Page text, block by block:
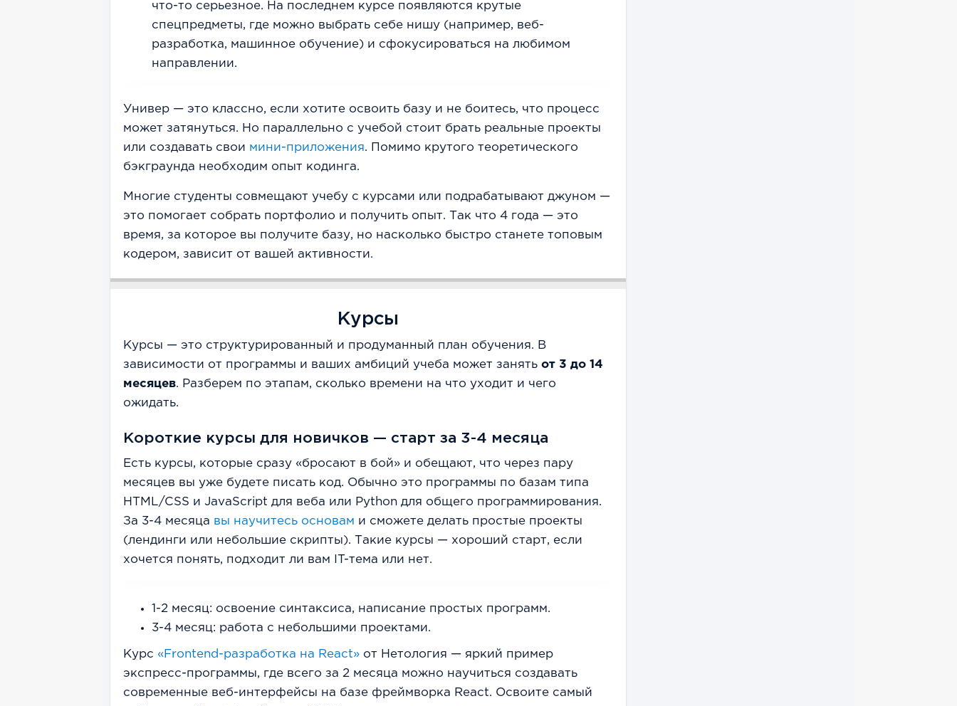
что-то серьезное. На последнем курсе появляются крутые
спецпредметы, где можно выбрать себе нишу (например, веб-
разработка, машинное обучение) и сфокусироваться на любимом
направлении.
Универ — это классно, если хотите освоить базу и не боитесь, что процесс
может затянуться. Но параллельно с учебой стоит брать реальные проекты
или создавать свои мини-приложения. Помимо крутого теоретического
бэкграунда необходим опыт кодинга.
Многие студенты совмещают учебу с курсами или подрабатывают джуном —
это помогает собрать портфолио и получить опыт. Так что 4 года — это
время, за которое вы получите базу, но насколько быстро станете топовым
кодером, зависит от вашей активности.
Курсы
Курсы — это структурированный и продуманный план обучения. В
зависимости от программы и ваших амбиций учеба может занять от 3 до 14
месяцев. Разберем по этапам, сколько времени на что уходит и чего
ожидать.
Короткие курсы для новичков — старт за 3-4 месяца
Есть курсы, которые сразу «бросают в бой» и обещают, что через пару
месяцев вы уже будете писать код. Обычно это программы по базам типа
HTML/CSS и JavaScript для веба или Python для общего программирования.
За 3-4 месяца вы научитесь основам и сможете делать простые проекты
(лендинги или небольшие скрипты). Такие курсы — хороший старт, если
хочется понять, подходит ли вам IT-тема или нет.
1-2 месяц: освоение синтаксиса, написание простых программ.
3-4 месяц: работа с небольшими проектами.
Курс «Frontend-разработка на React» от Нетология — яркий пример
экспресс-программы, где всего за 2 месяца можно научиться создавать
современные веб-интерфейсы на базе фреймворка React. Освоите самый